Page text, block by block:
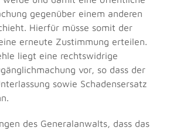
gegenüber einem anderen
Hierfür müsse somit der
erneute Zustimmung erteilen.
liegt eine rechtswidrige
vor, so dass der
sowie Schadensersatz
des Generalanwalts, dass das